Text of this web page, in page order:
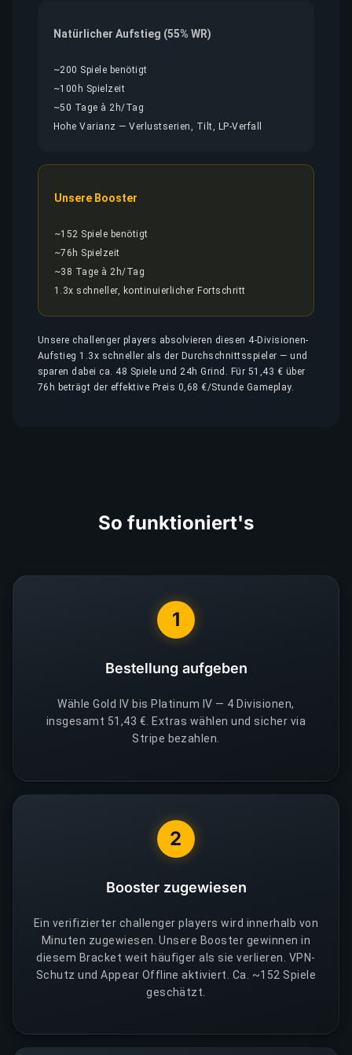
Natürlicher Aufstieg (55% WR)
~200 Spiele benötigt
~100h Spielzeit
~50 Tage à 2h/Tag
Hohe Varianz — Verlustserien, Tilt, LP-Verfall
Unsere Booster
~152 Spiele benötigt
~76h Spielzeit
~38 Tage à 2h/Tag
1.3x schneller, kontinuierlicher Fortschritt
Unsere challenger players absolvieren diesen 4-Divisionen-
Aufstieg 1.3x schneller als der Durchschnittsspieler — und
sparen dabei ca. 48 Spiele und 24h Grind. Für 51,43 € über
76h beträgt der effektive Preis 0,68 €/Stunde Gameplay.
So funktioniert's
1
Bestellung aufgeben
Wähle Gold IV bis Platinum IV — 4 Divisionen,
insgesamt 51,43 €. Extras wählen und sicher via
Stripe bezahlen.
2
Booster zugewiesen
Ein verifizierter challenger players wird innerhalb von
Minuten zugewiesen. Unsere Booster gewinnen in
diesem Bracket weit häufiger als sie verlieren. VPN-
Schutz und Appear Offline aktiviert. Ca. ~152 Spiele
geschätzt.